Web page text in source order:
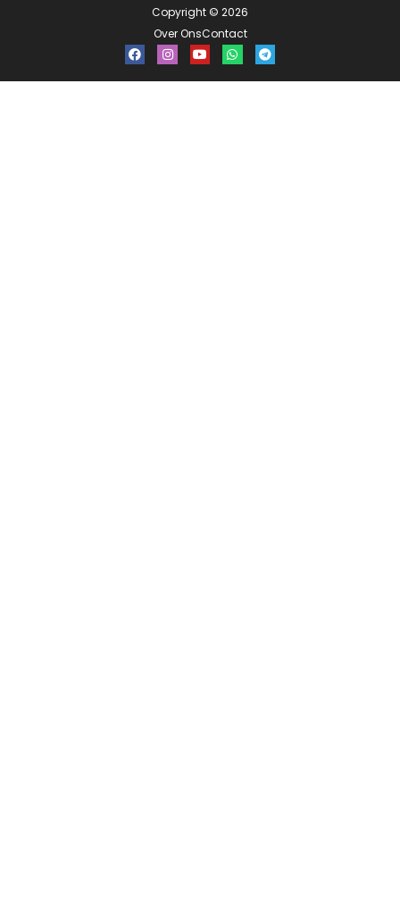
Copyright © 2026
Over OnsContact